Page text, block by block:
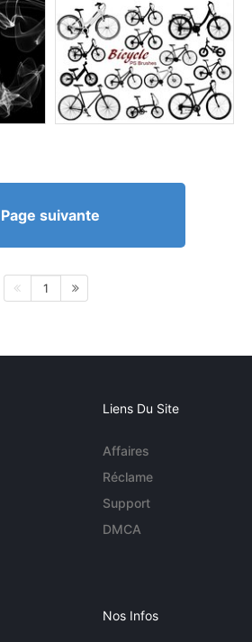
Page suivante
1
Liens Du Site
Affaires
Réclame
Support
DMCA
Nos Infos